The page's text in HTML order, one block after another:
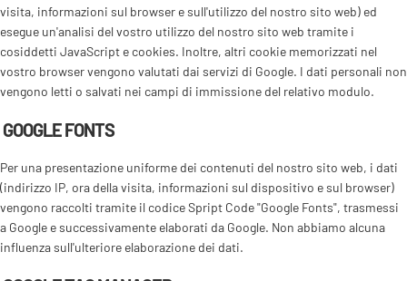
visita, informazioni sul browser e sull'utilizzo del nostro sito web) ed
esegue un'analisi del vostro utilizzo del nostro sito web tramite i
cosiddetti JavaScript e cookies. Inoltre, altri cookie memorizzati nel
vostro browser vengono valutati dai servizi di Google. I dati personali non
vengono letti o salvati nei campi di immissione del relativo modulo.
GOOGLE FONTS
Per una presentazione uniforme dei contenuti del nostro sito web, i dati
(indirizzo IP, ora della visita, informazioni sul dispositivo e sul browser)
vengono raccolti tramite il codice Spript Code "Google Fonts", trasmessi
a Google e successivamente elaborati da Google. Non abbiamo alcuna
influenza sull'ulteriore elaborazione dei dati.